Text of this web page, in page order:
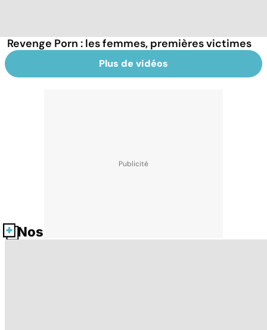
Revenge Porn : les femmes, premières victimes
Plus de vidéos
Nos fiches santé